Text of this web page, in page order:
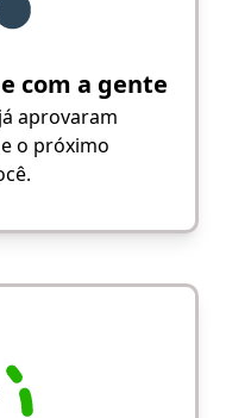
com a gente
aprovaram
o próximo